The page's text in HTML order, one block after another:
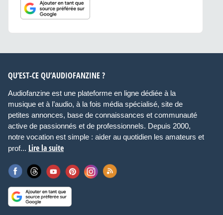
QU’EST-CE QU’AUDIOFANZINE ?
Audiofanzine est une plateforme en ligne dédiée à la
musique et à l’audio, à la fois média spécialisé, site de
petites annonces, base de connaissances et communauté
active de passionnés et de professionnels. Depuis 2000,
notre vocation est simple : aider au quotidien les amateurs et
prof... Lire la suite